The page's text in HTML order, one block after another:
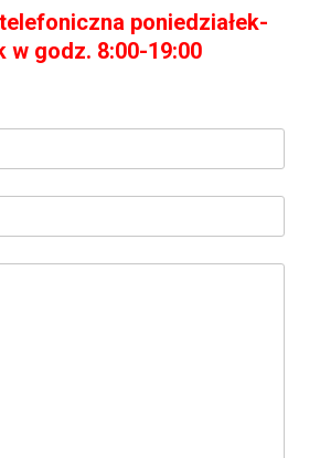
poniedziałek-
w godz. 8:00-19:00